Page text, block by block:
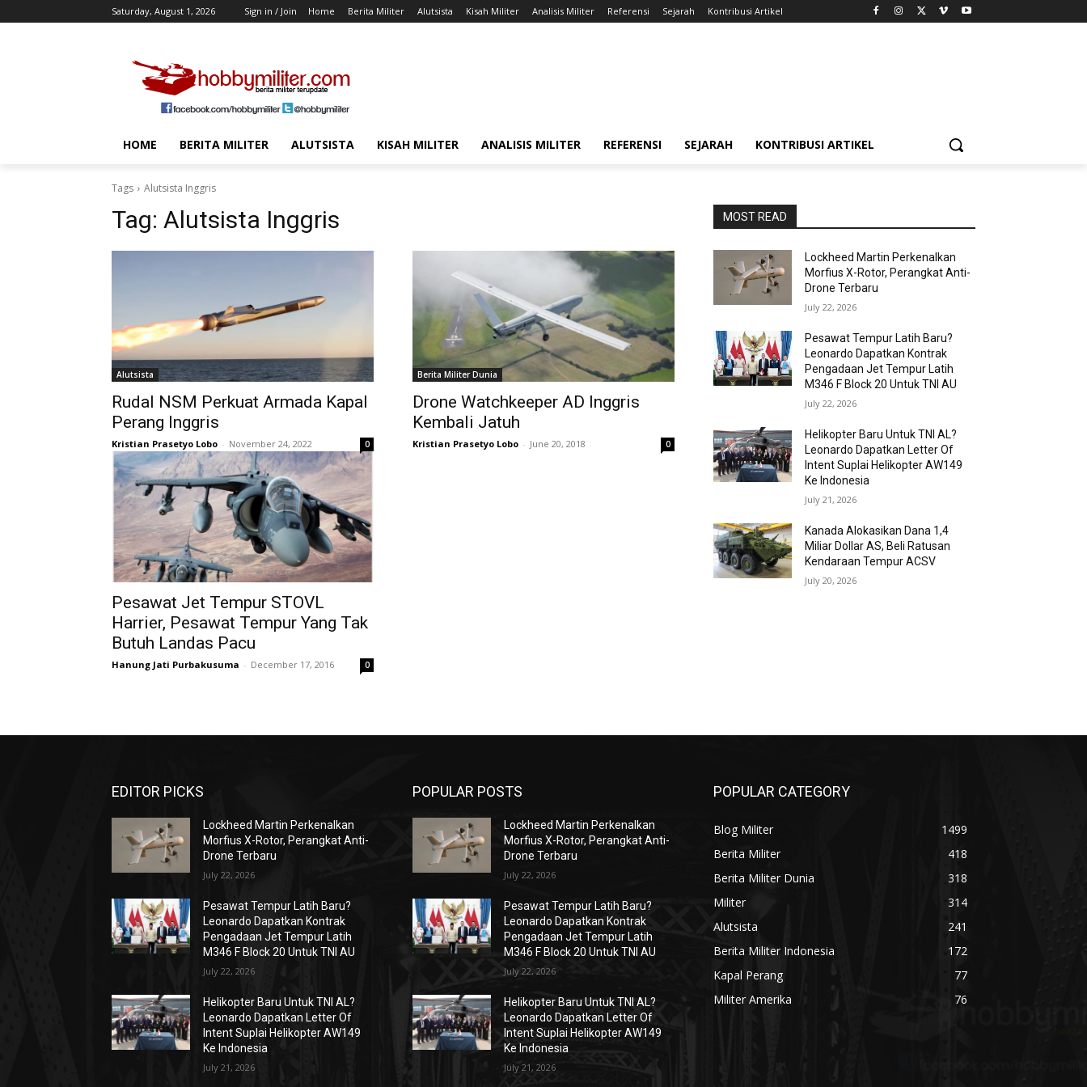
Saturday, August 1, 2026 Sign in / Join Home Berita Militer Alutsista Kisah Militer Analisis Militer Referensi Sejarah Kontribusi Artikel
HOME BERITA MILITER ALUTSISTA KISAH MILITER ANALISIS MILITER REFERENSI SEJARAH KONTRIBUSI ARTIKEL
Tags Alutsista Inggris
Tag: Alutsista Inggris
Alutsista
Rudal NSM Perkuat Armada Kapal
Perang Inggris
Kristian Prasetyo Lobo - November 24, 2022 0
Berita Militer Dunia
Drone Watchkeeper AD Inggris
Kembali Jatuh
Kristian Prasetyo Lobo - June 20, 2018 0
Pesawat Jet Tempur STOVL
Harrier, Pesawat Tempur Yang Tak
Butuh Landas Pacu
Hanung Jati Purbakusuma - December 17, 2016 0
MOST READ
Lockheed Martin Perkenalkan
Morfius X-Rotor, Perangkat Anti-
Drone Terbaru
July 22, 2026
Pesawat Tempur Latih Baru?
Leonardo Dapatkan Kontrak
Pengadaan Jet Tempur Latih
M346 F Block 20 Untuk TNI AU
July 22, 2026
Helikopter Baru Untuk TNI AL?
Leonardo Dapatkan Letter Of
Intent Suplai Helikopter AW149
Ke Indonesia
July 21, 2026
Kanada Alokasikan Dana 1,4
Miliar Dollar AS, Beli Ratusan
Kendaraan Tempur ACSV
July 20, 2026
EDITOR PICKS
Lockheed Martin Perkenalkan
Morfius X-Rotor, Perangkat Anti-
Drone Terbaru
July 22, 2026
Pesawat Tempur Latih Baru?
Leonardo Dapatkan Kontrak
Pengadaan Jet Tempur Latih
M346 F Block 20 Untuk TNI AU
July 22, 2026
Helikopter Baru Untuk TNI AL?
Leonardo Dapatkan Letter Of
Intent Suplai Helikopter AW149
Ke Indonesia
July 21, 2026
POPULAR POSTS
Lockheed Martin Perkenalkan
Morfius X-Rotor, Perangkat Anti-
Drone Terbaru
July 22, 2026
Pesawat Tempur Latih Baru?
Leonardo Dapatkan Kontrak
Pengadaan Jet Tempur Latih
M346 F Block 20 Untuk TNI AU
July 22, 2026
Helikopter Baru Untuk TNI AL?
Leonardo Dapatkan Letter Of
Intent Suplai Helikopter AW149
Ke Indonesia
July 21, 2026
POPULAR CATEGORY
Blog Militer
1499
Berita Militer
418
Berita Militer Dunia
318
Militer
314
Alutsista
241
Berita Militer Indonesia
172
Kapal Perang
77
Militer Amerika
76